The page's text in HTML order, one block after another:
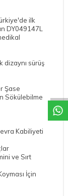
ilk
DY049147L
dizaynı sürüş
Şase
Sökülebilme
Kabiliyeti
ve Sırt
İçin